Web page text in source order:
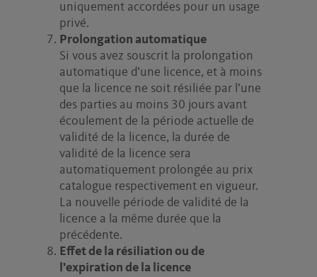
uniquement accordées pour un usage
privé.
Prolongation automatique
Si vous avez souscrit la prolongation
automatique d’une licence, et à moins
que la licence ne soit résiliée par l’une
des parties au moins 30 jours avant
écoulement de la période actuelle de
validité de la licence, la durée de
validité de la licence sera
automatiquement prolongée au prix
catalogue respectivement en vigueur.
La nouvelle période de validité de la
licence a la même durée que la
précédente.
Effet de la résiliation ou de
l’expiration de la licence